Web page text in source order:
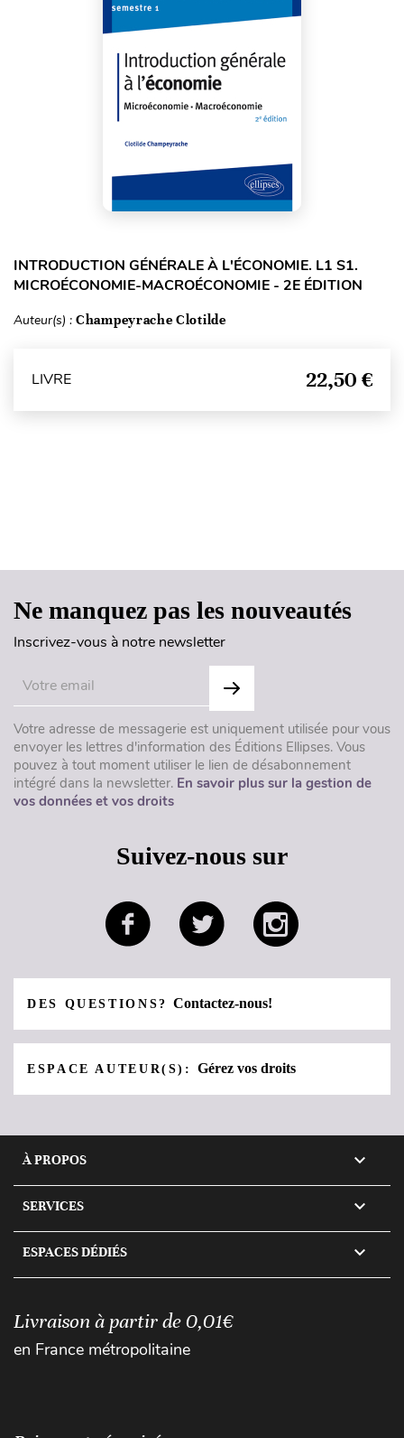
INTRODUCTION GÉNÉRALE À L'ÉCONOMIE. L1 S1.
MICROÉCONOMIE-MACROÉCONOMIE - 2E ÉDITION
Auteur(s) : Champeyrache Clotilde
LIVRE 22,50 €
Ne manquez pas les nouveautés
Inscrivez-vous à notre newsletter
Votre adresse de messagerie est uniquement utilisée pour vous
envoyer les lettres d'information des Éditions Ellipses. Vous
pouvez à tout moment utiliser le lien de désabonnement
intégré dans la newsletter. En savoir plus sur la gestion de
vos données et vos droits
Suivez-nous sur
DES QUESTIONS?Contactez-nous!
ESPACE AUTEUR(S):Gérez vos droits
À PROPOS 
SERVICES 
ESPACES DÉDIÉS 
Livraison à partir de 0,01€
en France métropolitaine